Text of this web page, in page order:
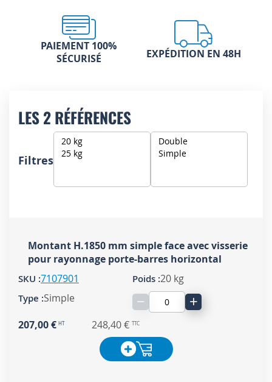
PAIEMENT 100%
SÉCURISÉ
EXPÉDITION EN 48H
LES 2 RÉFÉRENCES
Filtres
Montant H.1850 mm simple face avec visserie
pour rayonnage porte-barres horizontal
7107901
20 kg
Simple
− +
207,00 € 248,40 €